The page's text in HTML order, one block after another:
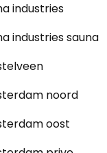
industries
industries sauna
noord
oost